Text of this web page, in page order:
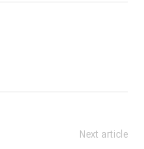
Next article